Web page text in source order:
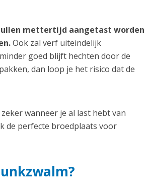
mettertijd aangetast worden
Ook zal verf uiteindelijk
goed blijft hechten door de
dan loop je het risico dat de
wanneer je al last hebt van
de perfecte broedplaats voor